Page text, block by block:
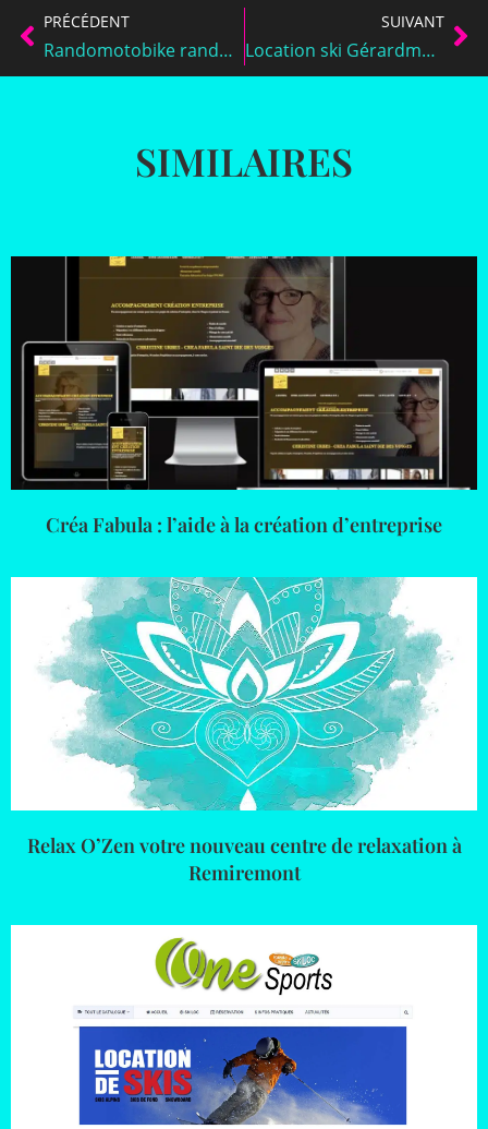
PRÉCÉDENT
Randomotobike randonnées dans les Vosges
SUIVANT
Location ski Gérardmer – Le Grand Haut
SIMILAIRES
Créa Fabula : l’aide à la création d’entreprise
Relax O’Zen votre nouveau centre de relaxation à
Remiremont